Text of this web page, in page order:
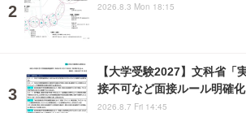
2026.8.3 Mon 18:15
【大学受験2027】文科省「
接不可など面接ルール明確化
2026.8.7 Fri 14:45